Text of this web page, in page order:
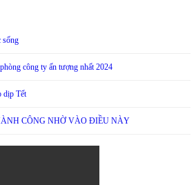
sống
công ty ấn tượng nhất 2024
dịp Tết
CÔNG NHỜ VÀO ĐIỀU NÀY